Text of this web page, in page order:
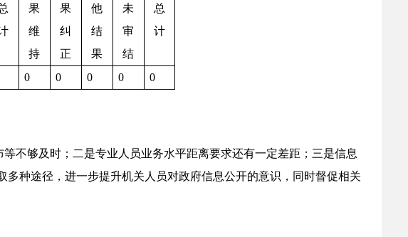
果
维
持
果
纠
正
他
结
果
未
审
结
总
计
0 0 0 0 0
不够及时；二是专业人员业务水平距离要求还有一定差距；三是信息
种途径，进一步提升机关人员对政府信息公开的意识，同时督促相关